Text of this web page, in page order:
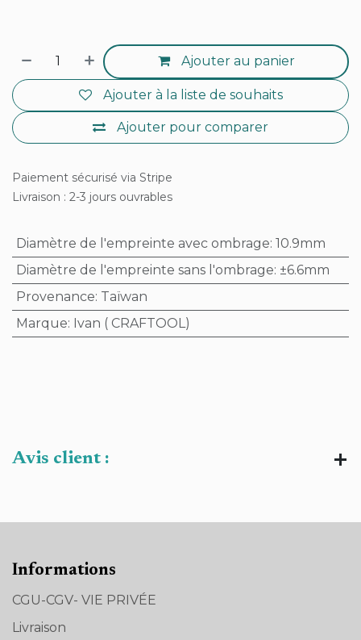
Ajouter au panier
Ajouter pour comparer
Ajouter à la liste de souhaits
Paiement sécurisé via Stripe
Livraison : 2-3 jours ouvrables
Diamètre de l'empreinte avec ombrage: 10.9mm
Diamètre de l'empreinte sans l'ombrage: ±6.6mm
Provenance: Taïwan
Marque: Ivan ( CRAFTOOL)
Avis client :
Informations
CGU-CGV- VIE PRIVÉE
Livraison